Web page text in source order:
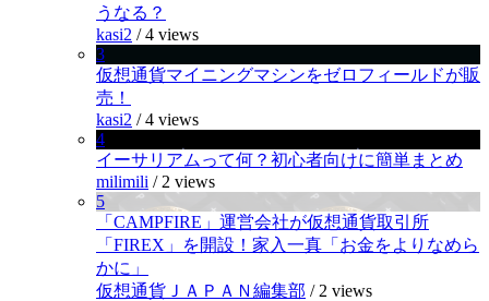
うなる？
kasi2 /4 views
3
仮想通貨マイニングマシンをゼロフィールドが販
売！
kasi2 /4 views
4
イーサリアムって何？初心者向けに簡単まとめ
milimili / 2 views
5
「CAMPFIRE」運営会社が仮想通貨取引所
「FIREX」を開設！家入一真「お金をよりなめら
かに」
仮想通貨ＪＡＰＡＮ編集部 / 2 views